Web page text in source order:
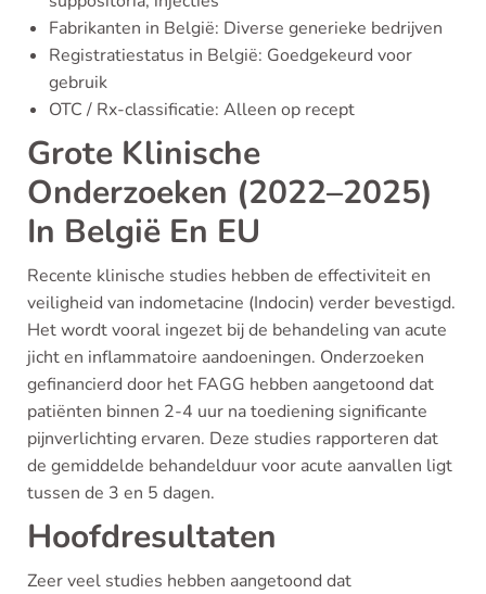
Fabrikanten in België: Diverse generieke bedrijven
Registratiestatus in België: Goedgekeurd voor
gebruik
OTC / Rx-classificatie: Alleen op recept
Grote Klinische
Onderzoeken (2022–2025)
In België En EU
Recente klinische studies hebben de effectiviteit en
veiligheid van indometacine (Indocin) verder bevestigd.
Het wordt vooral ingezet bij de behandeling van acute
jicht en inflammatoire aandoeningen. Onderzoeken
gefinancierd door het FAGG hebben aangetoond dat
patiënten binnen 2-4 uur na toediening significante
pijnverlichting ervaren. Deze studies rapporteren dat
de gemiddelde behandelduur voor acute aanvallen ligt
tussen de 3 en 5 dagen.
Hoofdresultaten
Zeer veel studies hebben aangetoond dat